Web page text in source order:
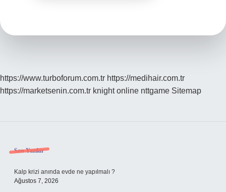
https://www.turboforum.com.tr https://medihair.com.tr
https://marketsenin.com.tr knight online nttgame Sitemap
Sidebar
Son Yazılar
Kalp krizi anında evde ne yapılmalı ?
Ağustos 7, 2026